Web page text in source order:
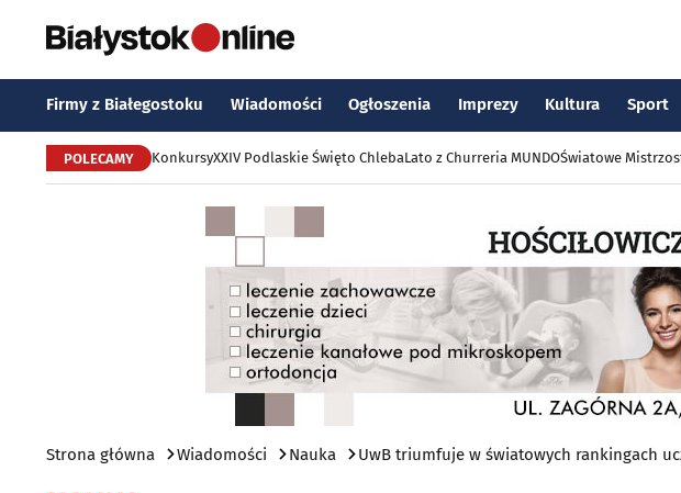
Firmy z Białegostoku Wiadomości Ogłoszenia Imprezy Kultura Sport
POLECAMY KonkursyXXIV Podlaskie Święto ChlebaLato z Churreria MUNDOŚwiatowe
Strona główna Wiadomości Nauka UwB triumfuje w światowych rankingach